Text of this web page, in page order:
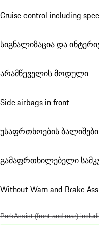
Cruise control including
სიგნალიზაცია და
არამწეველის მოდული
Side airbags in front
უსაფრთხოების ბალიშები
გამაფრთხილებელი
Without Warn and Brake
ParkAssist (front and rear)